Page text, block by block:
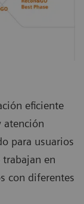
eficiente
atención
para usuarios
en
con diferentes